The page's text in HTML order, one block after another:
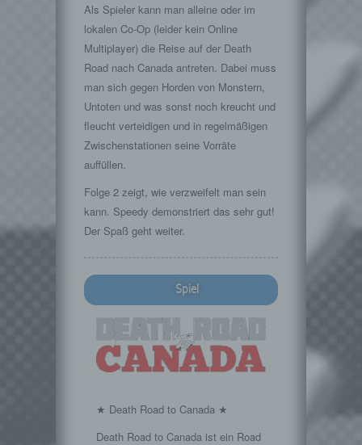
Als Spieler kann man alleine oder im
lokalen Co-Op (leider kein Online
Multiplayer) die Reise auf der Death
Road nach Canada antreten. Dabei muss
man sich gegen Horden von Monstern,
Untoten und was sonst noch kreucht und
fleucht verteidigen und in regelmäßigen
Zwischenstationen seine Vorräte
auffüllen.
Folge 2 zeigt, wie verzweifelt man sein
kann. Speedy demonstriert das sehr gut!
Der Spaß geht weiter.
Spiel
★ Death Road to Canada ★
Death Road to Canada ist ein Road